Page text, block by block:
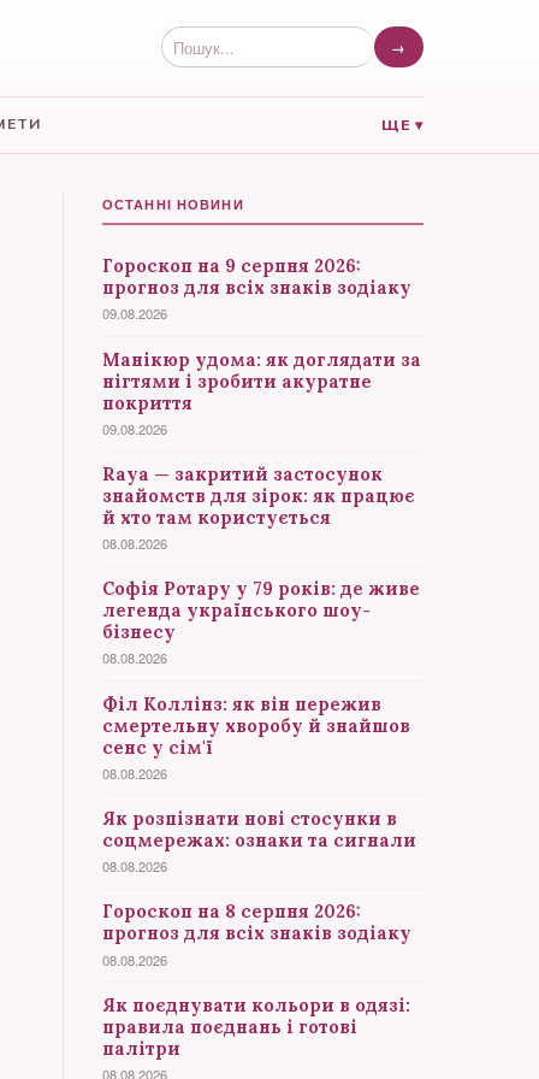
→
ЩЕ ▾
ОСТАННІ НОВИНИ
Гороскоп на 9 серпня 2026:
прогноз для всіх знаків зодіаку
09.08.2026
Манікюр удома: як доглядати за
нігтями і зробити акуратне
покриття
09.08.2026
Raya — закритий застосунок
знайомств для зірок: як працює
й хто там користується
08.08.2026
Софія Ротару у 79 років: де живе
легенда українського шоу-
бізнесу
08.08.2026
Філ Коллінз: як він пережив
смертельну хворобу й знайшов
сенс у сім'ї
08.08.2026
Як розпізнати нові стосунки в
соцмережах: ознаки та сигнали
08.08.2026
Гороскоп на 8 серпня 2026:
прогноз для всіх знаків зодіаку
08.08.2026
Як поєднувати кольори в одязі:
правила поєднань і готові
палітри
08.08.2026